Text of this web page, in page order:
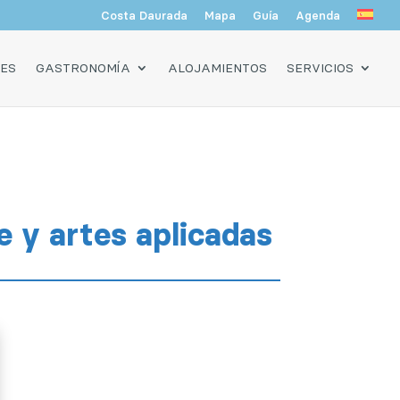
Costa Daurada Mapa Guía Agenda
GASTRONOMÍA ALOJAMIENTOS SERVICIOS
y artes aplicadas